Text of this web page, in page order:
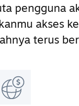
pengguna
akses
terus